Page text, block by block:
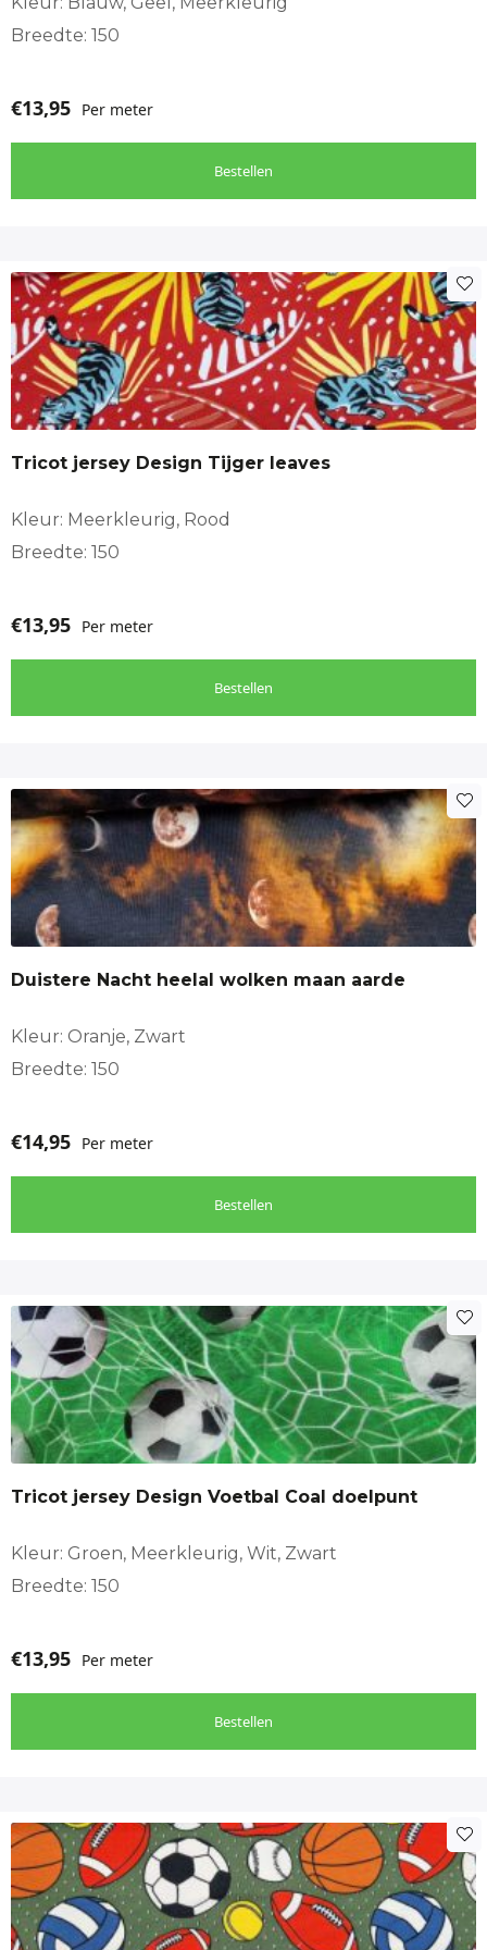
Breedte: 150
€13,95 Per meter
Bestellen
Tricot jersey Design Tijger leaves
Kleur: Meerkleurig, Rood
Breedte: 150
€13,95 Per meter
Bestellen
Duistere Nacht heelal wolken maan aarde
Kleur: Oranje, Zwart
Breedte: 150
€14,95 Per meter
Bestellen
Tricot jersey Design Voetbal Coal doelpunt
Kleur: Groen, Meerkleurig, Wit, Zwart
Breedte: 150
€13,95 Per meter
Bestellen